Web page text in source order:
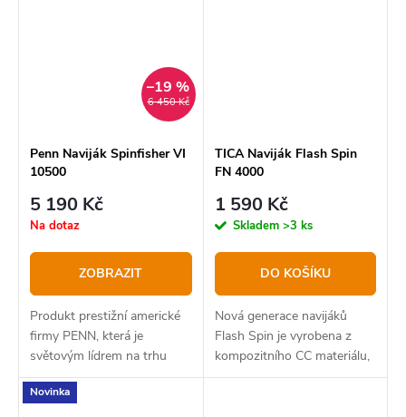
6 450 Kč
–19 %
Penn Naviják Spinfisher VI
10500
5 190 Kč
Na dotaz
ZOBRAZIT
Produkt prestižní americké
firmy PENN, která je
světovým lídrem na trhu
mořského a sumcové
rybolovu.
TICA Naviják Flash Spin
FN 4000
1 590 Kč
Skladem >3 ks
DO KOŠÍKU
Nová generace navijáků
Flash Spin je vyrobena z
kompozitního CC materiálu,
který vyniká svou nízkou
Novinka